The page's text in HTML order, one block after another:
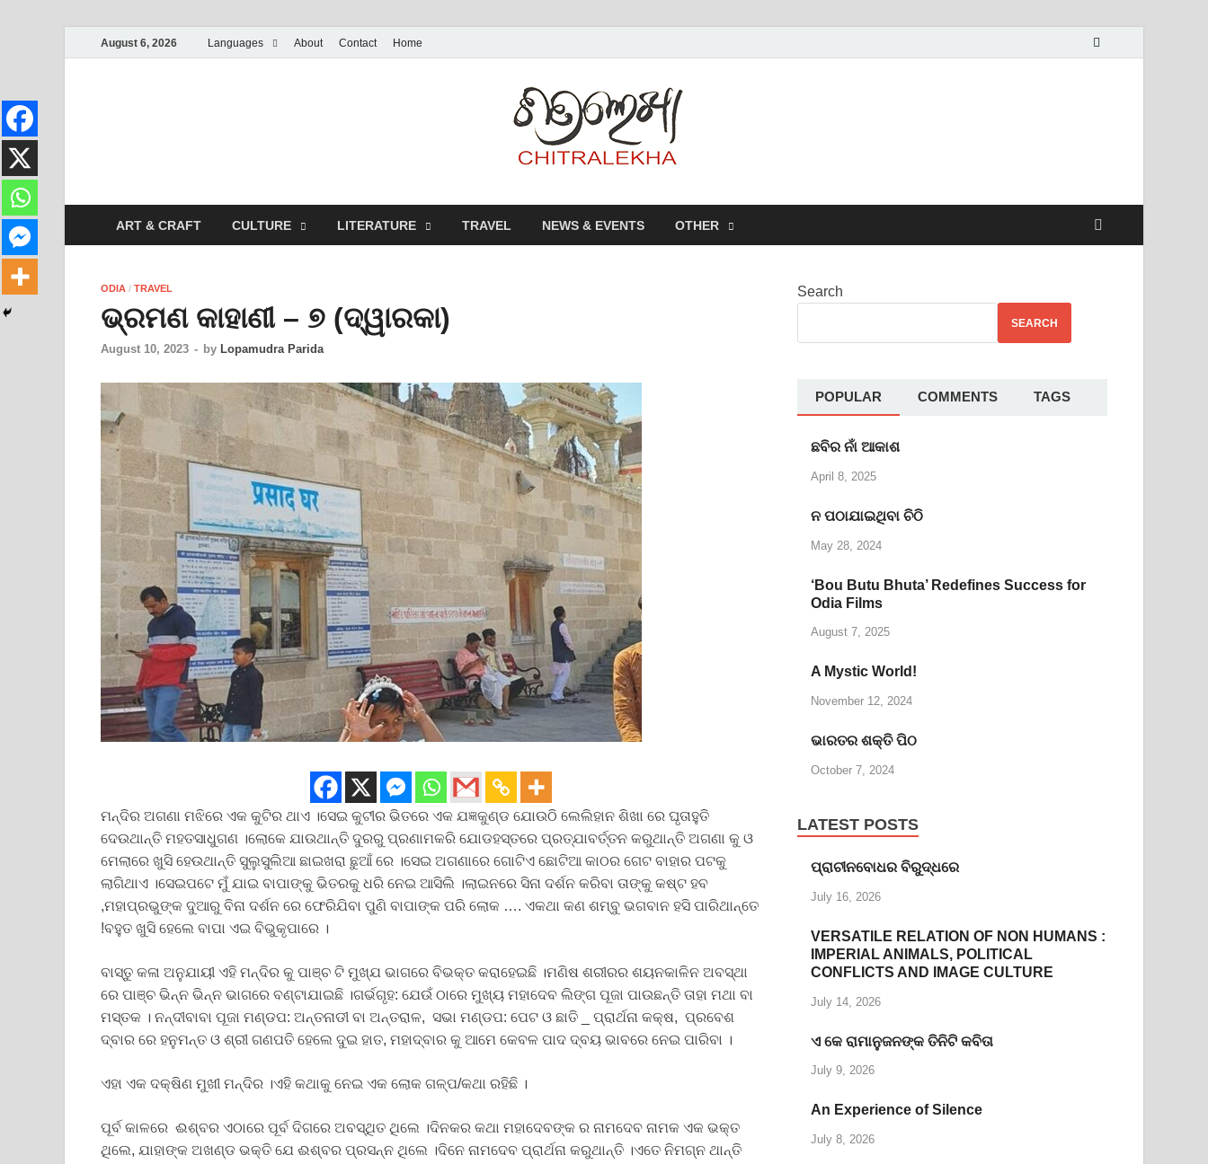
August 6, 2026 Languages About Contact Home
ART & CRAFT CULTURE LITERATURE TRAVEL NEWS & EVENTS OTHER
ODIA / TRAVEL
ଭ୍ରମଣ କାହାଣୀ – ୭ (ଦ୍ୱାରକା)
August 10, 2023 - by Lopamudra Parida
ମନ୍ଦିର ଅଗଣା ମଝିରେ ଏକ କୁଟିର ଥାଏ ।ସେଇ କୁଟୀର ଭିତରେ ଏକ ଯଜ୍ଞକୁଣ୍ଡ ଯୋଉଠି ଲେଲିହାନ ଶିଖା ରେ ଘୃତାହୁତି
ଦେଉଥାନ୍ତି ମହତସାଧୁଗଣ ।ଲୋକେ ଯାଉଥାନ୍ତି ଦୁରରୁ ପ୍ରଣାମକରି ଯୋଡହସ୍ତରେ ପ୍ରତ୍ଯାବର୍ତ୍ତନ କରୁଥାନ୍ତି ଅଗଣା କୁ ଓ
ମେଲାରେ ଖୁସି ହେଉଥାନ୍ତି ସୁଲୁସୁଲିଆ ଛାଇଖରା ଛୁଆଁ ରେ ।ସେଇ ଅଗଣାରେ ଗୋଟିଏ ଛୋଟିଆ କାଠର ଗେଟ ବାହାର ପଟକୁ
ଲାଗିଥାଏ ।ସେଇପଟେ ମୁଁ ଯାଇ ବାପାଙ୍କୁ ଭିତରକୁ ଧରି ନେଇ ଆସିଲି ।ଲାଇନରେ ସିନା ଦର୍ଶନ କରିବା ତାଙ୍କୁ କଷ୍ଟ ହବ
,ମହାପ୍ରଭୁଙ୍କ ଦୁଆରୁ ବିନା ଦର୍ଶନ ରେ ଫେରିଯିବା ପୁଣି ବାପାଙ୍କ ପରି ଲୋକ …. ଏକଥା କଣ ଶମ୍ବୁ ଭଗବାନ ହସି ପାରିଥାନ୍ତେ
!ବହୁତ ଖୁସି ହେଲେ ବାପା ଏଇ ବିଭୁକୃପାରେ ।
ବାସ୍ତୁ କଳା ଅନୁଯାୟୀ ଏହି ମନ୍ଦିର କୁ ପାଞ୍ଚ ଟି ମୁଖ୍ଯ ଭାଗରେ ବିଭକ୍ତ କରାହେଇଛି ।ମଣିଷ ଶରୀରର ଶୟନକାଳିନ ଅବସ୍ଥା
ରେ ପାଞ୍ଚ ଭିନ୍ନ ଭିନ୍ନ ଭାଗରେ ବଣ୍ଟାଯାଇଛି ।ଗର୍ଭଗୃହ: ଯେଉଁ ଠାରେ ମୁଖ୍ୟ ମହାଦେବ ଲିଙ୍ଗ ପୂଜା ପାଉଛନ୍ତି ତାହା ମଥା ବା
ମସ୍ତକ । ନନ୍ଦୀବାବା ପୂଜା ମଣ୍ଡପ: ଅନ୍ତନାଡୀ ବା ଅନ୍ତରାଳ, ସଭା ମଣ୍ଡପ: ପେଟ ଓ ଛାତି _ ପ୍ରାର୍ଥନା କକ୍ଷ, ପ୍ରବେଶ
ଦ୍ବାର ରେ ହନୁମନ୍ତ ଓ ଶ୍ରୀ ଗଣପତି ହେଲେ ଦୁଇ ହାତ, ମହାଦ୍ବାର କୁ ଆମେ କେବଳ ପାଦ ଦ୍ବୟ ଭାବରେ ନେଇ ପାରିବା ।
ଏହା ଏକ ଦକ୍ଷିଣ ମୁଖୀ ମନ୍ଦିର ।ଏହି କଥାକୁ ନେଇ ଏକ ଲୋକ ଗଳ୍ପ/କଥା ରହିଛି ।
ପୂର୍ବ କାଳରେ ଈଶ୍ବର ଏଠାରେ ପୂର୍ବ ଦିଗରେ ଅବସ୍ଥିତ ଥିଲେ ।ଦିନକର କଥା ମହାଦେବଙ୍କ ର ନାମଦେବ ନାମକ ଏକ ଭକ୍ତ
ଥିଲେ, ଯାହାଙ୍କ ଅଖଣ୍ଡ ଭକ୍ତି ଯେ ଈଶ୍ବର ପ୍ରସନ୍ନ ଥିଲେ ।ଦିନେ ନାମଦେବ ପ୍ରାର୍ଥନା କରୁଥାନ୍ତି ।ଏତେ ନିମଗ୍ନ ଥାନ୍ତି
Search
SEARCH
POPULAR COMMENTS TAGS
ଛବିର ନାଁ ଆକାଶ
April 8, 2025
ନ ପଠାଯାଇଥିବା ଚିଠି
May 28, 2024
‘Bou Butu Bhuta’ Redefines Success for
Odia Films
August 7, 2025
A Mystic World!
November 12, 2024
ଭାରତର ଶକ୍ତି ପିଠ
October 7, 2024
LATEST POSTS
ପ୍ରାଚୀନବୋଧର ବିରୁଦ୍ଧରେ
July 16, 2026
VERSATILE RELATION OF NON HUMANS :
IMPERIAL ANIMALS, POLITICAL
CONFLICTS AND IMAGE CULTURE
July 14, 2026
ଏ କେ ରାମାନୁଜନଙ୍କ ତିନିଟି କବିତା
July 9, 2026
An Experience of Silence
July 8, 2026